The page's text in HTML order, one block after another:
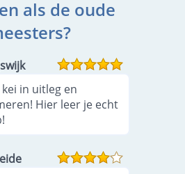
als de oude
in uitleg en
Hier leer je echt